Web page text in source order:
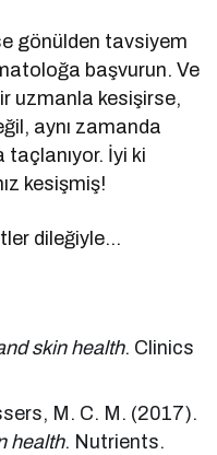
gönülden tavsiyem
başvurun. Ve
uzmanla kesişirse,
aynı zamanda
İyi ki
kesişmiş!
dileğiyle…
skin health. Clinics
M. C. M. (2017).
health. Nutrients.